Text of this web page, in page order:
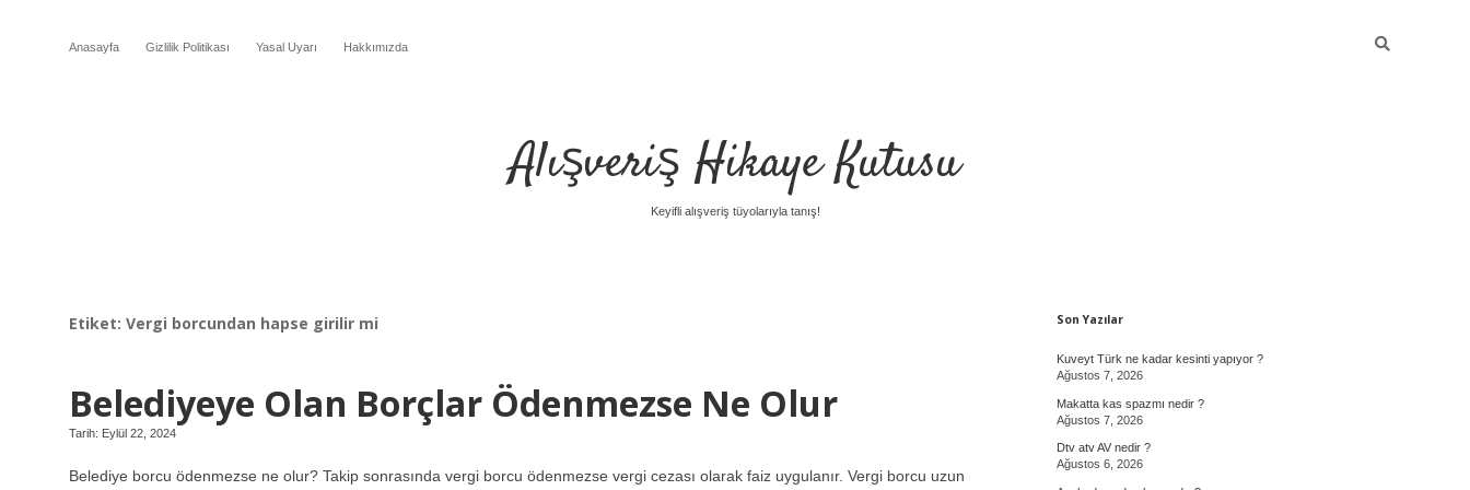
Anasayfa Gizlilik Politikası Yasal Uyarı Hakkımızda
Alışveriş Hikaye Kutusu
Keyifli alışveriş tüyolarıyla tanış!
Etiket: Vergi borcundan hapse girilir mi
Belediyeye Olan Borçlar Ödenmezse Ne Olur
Tarih: Eylül 22, 2024
Belediye borcu ödenmezse ne olur? Takip sonrasında vergi borcu ödenmezse vergi cezası olarak faiz uygulanır. Vergi borcu uzun
Sidebar
Son Yazılar
Kuveyt Türk ne kadar kesinti yapıyor ?
Ağustos 7, 2026
Makatta kas spazmı nedir ?
Ağustos 7, 2026
Dtv atv AV nedir ?
Ağustos 6, 2026